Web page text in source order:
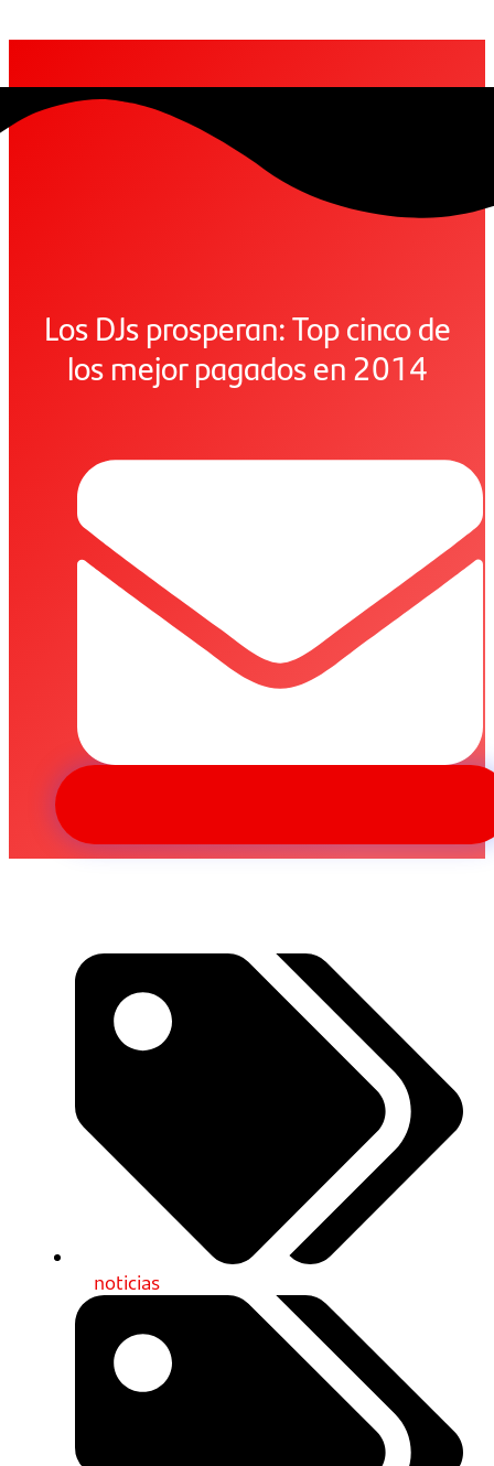
Los DJs prosperan: Top cinco de
los mejor pagados en 2014
noticias